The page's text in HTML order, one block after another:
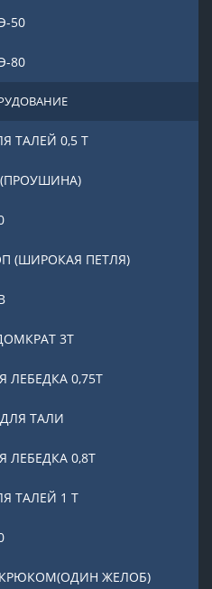
50
80
ТАЛЕЙ 0,5 Т
(ШИРОКАЯ ПЕТЛЯ)
3T
0,75Т
ТАЛИ
ЛЕБЕДКА 0,8Т
ТАЛЕЙ 1 Т
ЖЕЛОБ)